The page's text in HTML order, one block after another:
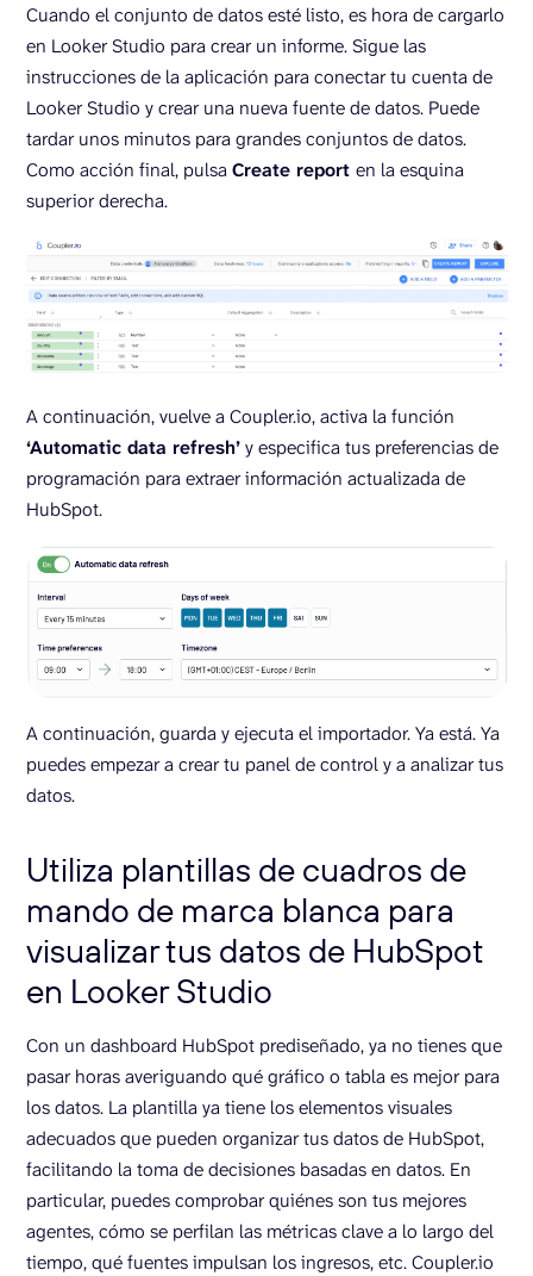
Cuando el conjunto de datos esté listo, es hora de cargarlo
en Looker Studio para crear un informe. Sigue las
instrucciones de la aplicación para conectar tu cuenta de
Looker Studio y crear una nueva fuente de datos. Puede
tardar unos minutos para grandes conjuntos de datos.
Como acción final, pulsaCreate report en la esquina
superior derecha.
A continuación, vuelve a Coupler.io, activa la función
‘Automatic data refresh’y especifica tus preferencias de
programación para extraer información actualizada de
HubSpot.
A continuación, guarda y ejecuta el importador. Ya está. Ya
puedes empezar a crear tu panel de control y a analizar tus
datos.
Utiliza plantillas de cuadros de
mando de marca blanca para
visualizar tus datos de HubSpot
en Looker Studio
Con un dashboard HubSpot prediseñado, ya no tienes que
pasar horas averiguando qué gráfico o tabla es mejor para
los datos. La plantilla ya tiene los elementos visuales
adecuados que pueden organizar tus datos de HubSpot,
facilitando la toma de decisiones basadas en datos. En
particular, puedes comprobar quiénes son tus mejores
agentes, cómo se perfilan las métricas clave a lo largo del
tiempo, qué fuentes impulsan los ingresos, etc. Coupler.io